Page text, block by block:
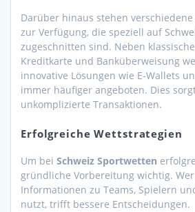
Darüber hinaus stehen
zur Verfügung, die speziell auf
zugeschnitten sind. Neben
Kreditkarte und Banküberweisung
innovative Lösungen wie E-Wallets
immer häufiger angeboten. Dies
unkomplizierte Transaktionen.
Erfolgreiche Wettstrategien
Um bei Schweiz Sportwetten
gründliche Vorbereitung wichtig.
Informationen zu Teams, Spielern
nutzt, trifft bessere Entscheidungen.